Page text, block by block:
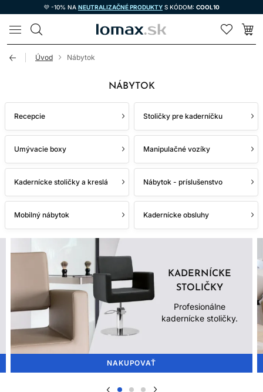
💜 -10% NA NEUTRALIZAČNÉ PRODUKTY S KÓDOM: COOL10
LOMAX
Úvod Nábytok
NÁBYTOK
KADERNÍCKE
STOLIČKY
Profesionálne
kadernícke stoličky.
NAKUPOVAŤ
Recepcie Stoličky pre kaderníčku
Umývacie boxy Manipulačné vozíky
Kadernícke stoličky a kreslá Nábytok - príslušenstvo
Mobilný nábytok Kadernícke obsluhy